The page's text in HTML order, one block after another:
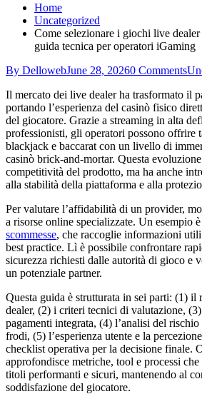
Home
Uncategorized
Come selezionare i giochi live
guida tecnica per operatori iGaming
By DellowebJune 28, 20260 Comments
Il mercato dei live dealer ha trasformato il
portando l’esperienza del casinò fisico
del giocatore. Grazie a streaming in alta
professionisti, gli operatori possono offrire
blackjack e baccarat con un livello di
casinò brick‑and‑mortar. Questa
competitività del prodotto, ma ha anche
alla stabilità della piattaforma e alla
Per valutare l’affidabilità di un provider,
a risorse online specializzate. Un esempio
scommesse, che raccoglie informazioni
best practice. Lì è possibile confrontare
sicurezza richiesti dalle autorità di gioco e
un potenziale partner.
Questa guida è strutturata in sei parti: (1) il
dealer, (2) i criteri tecnici di valutazione,
pagamenti integrata, (4) l’analisi del
frodi, (5) l’esperienza utente e la
checklist operativa per la decisione finale.
approfondisce metriche, tool e processi
titoli performanti e sicuri, mantenendo al
soddisfazione del giocatore.